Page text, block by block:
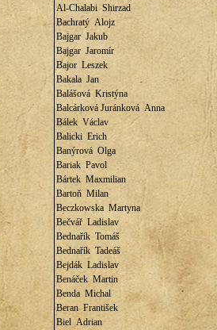
Al-Chalabi Shirzad
Bachratý Alojz
Bajgar Jakub
Bajgar Jaromír
Bajor Leszek
Bakala Jan
Balášová Kristýna
Balcárková Juránková Anna
Bálek Václav
Balicki Erich
Banýrová Olga
Bariak Pavol
Bártek Maxmilian
Bartoň Milan
Beczkowska Martyna
Bečvář Ladislav
Bednařík Tomáš
Bednařík Tadeáš
Bejdák Ladislav
Benáček Martin
Benda Michal
Beran František
Biel Adrian